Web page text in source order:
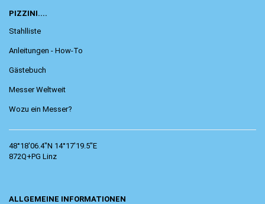
PIZZINI....
Stahlliste
Anleitungen - How-To
Gästebuch
Messer Weltweit
Wozu ein Messer?
48°18'06.4"N 14°17'19.5"E
872Q+PG Linz
ALLGEMEINE INFORMATIONEN